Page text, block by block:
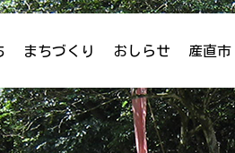
まちづくり おしらせ 産直市